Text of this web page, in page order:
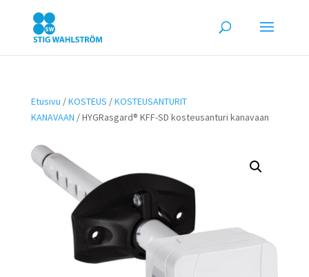
Etusivu /KOSTEUS /KOSTEUSANTURIT
KANAVAAN / HYGRasgard® KFF-SD kosteusanturi kanavaan